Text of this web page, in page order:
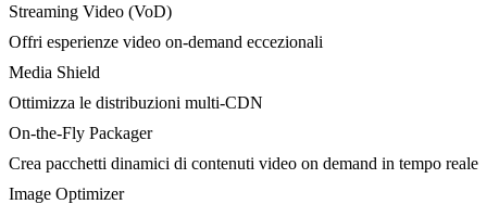
Streaming Video (VoD)
Offri esperienze video on-demand eccezionali
Media Shield
Ottimizza le distribuzioni multi-CDN
On-the-Fly Packager
Crea pacchetti dinamici di contenuti video on demand in tempo reale
Image Optimizer